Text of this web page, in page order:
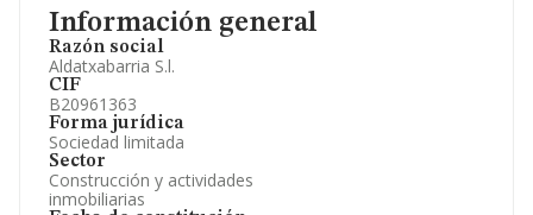
Información general
Razón social
Aldatxabarria S.l.
CIF
B20961363
Forma jurídica
Sociedad limitada
Sector
Construcción y actividades
inmobiliarias
Información oficial y registral complementaria.